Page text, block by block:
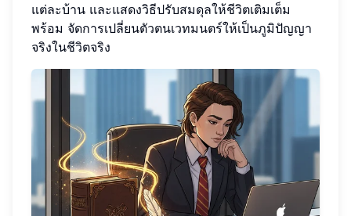
แต่ละบ้าน และแสดงวิธีปรับสมดุลให้ชีวิตเติมเต็ม
พร้อม จัดการเปลี่ยนตัวตนเวทมนตร์ให้เป็นภูมิปัญญา
จริงในชีวิตจริง